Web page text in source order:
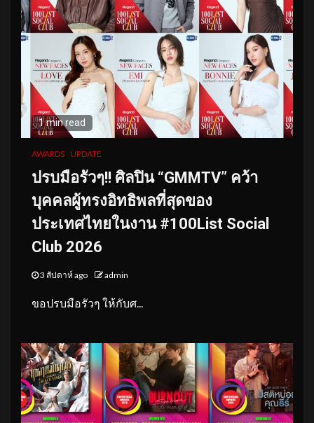
1 min read
AWARDS UPDATE
ปรบมือรัวๆ!! ศิลปิน “GMMTV” คว้า
บุคคลผู้ทรงอิทธิพลที่สุดของ
ประเทศไทยในงาน #100List Social
Club 2026
3 สัปดาห์ ago admin
ขอปรบมือรัวๆ ให้กับศ...